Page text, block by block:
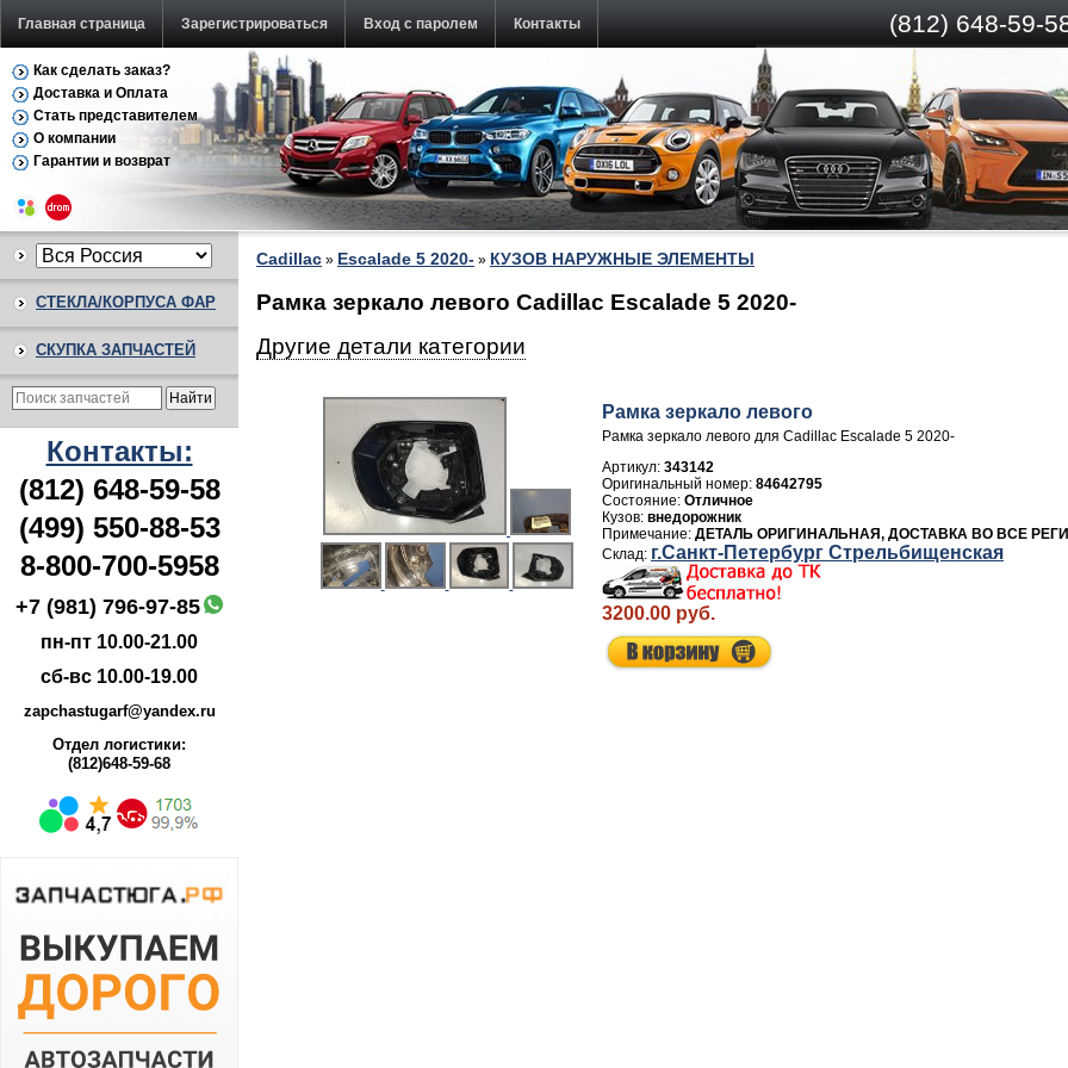
Главная страница Зарегистрироваться Вход с паролем Контакты (812) 648-59-
Как сделать заказ?
Доставка и Оплата
Стать представителем
О компании
Гарантии и возврат
СТЕКЛА/КОРПУСА ФАР
СКУПКА ЗАПЧАСТЕЙ
Контакты:
(812) 648-59-58
(499) 550-88-53
8-800-700-5958
+7 (981) 796-97-85
пн-пт 10.00-21.00
сб-вс 10.00-19.00
zapchastugarf@yandex.ru
Отдел логистики:
(812)648-59-68
Cadillac » Escalade 5 2020- » КУЗОВ НАРУЖНЫЕ ЭЛЕМЕНТЫ
Рамка зеркало левого Cadillac Escalade 5 2020-
Другие детали категории
Рамка зеркало левого
Рамка зеркало левого для Cadillac Escalade 5 2020-
Артикул: 343142
84642795
Отличное
внедорожник
ДЕТАЛЬ ОРИГИНАЛЬНАЯ, ДОСТАВКА ВО ВСЕ
г.Санкт-Петербург Стрельбищенская
3200.00 руб.